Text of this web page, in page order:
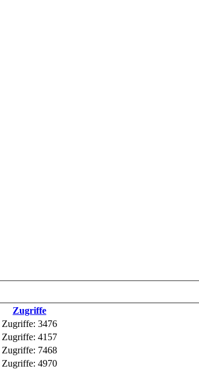
Zugriffe
Zugriffe: 3476
Zugriffe: 4157
Zugriffe: 7468
Zugriffe: 4970